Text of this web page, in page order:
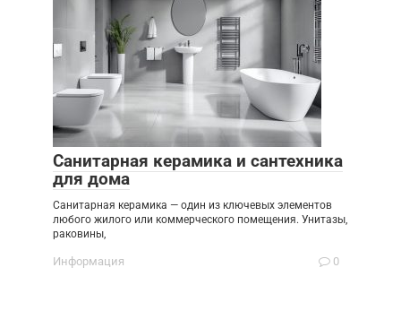
Санитарная керамика и сантехника
для дома
Санитарная керамика — один из ключевых элементов
любого жилого или коммерческого помещения. Унитазы,
раковины,
Информация 0